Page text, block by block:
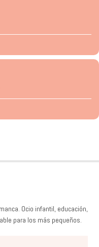
Ocio infantil, educación,
para los más pequeños.